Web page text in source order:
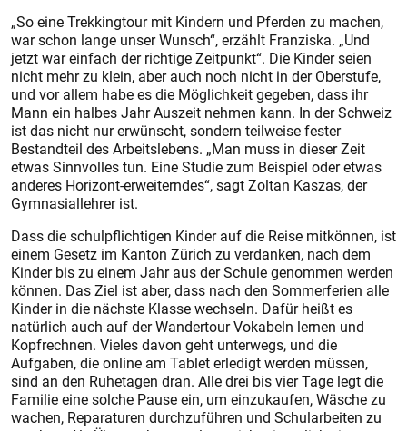
„So eine Trekkingtour mit Kindern und Pferden zu machen,
war schon lange unser Wunsch“, erzählt Franziska. „Und
jetzt war einfach der richtige Zeitpunkt“. Die Kinder seien
nicht mehr zu klein, aber auch noch nicht in der Oberstufe,
und vor allem habe es die Möglichkeit gegeben, dass ihr
Mann ein halbes Jahr Auszeit nehmen kann. In der Schweiz
ist das nicht nur erwünscht, sondern teilweise fester
Bestandteil des Arbeitslebens. „Man muss in dieser Zeit
etwas Sinnvolles tun. Eine Studie zum Beispiel oder etwas
anderes Horizont-erweiterndes“, sagt Zoltan Kaszas, der
Gymnasiallehrer ist.
Dass die schulpflichtigen Kinder auf die Reise mitkönnen, ist
einem Gesetz im Kanton Zürich zu verdanken, nach dem
Kinder bis zu einem Jahr aus der Schule genommen werden
können. Das Ziel ist aber, dass nach den Sommerferien alle
Kinder in die nächste Klasse wechseln. Dafür heißt es
natürlich auch auf der Wandertour Vokabeln lernen und
Kopfrechnen. Vieles davon geht unterwegs, und die
Aufgaben, die online am Tablet erledigt werden müssen,
sind an den Ruhetagen dran. Alle drei bis vier Tage legt die
Familie eine solche Pause ein, um einzukaufen, Wäsche zu
wachen, Reparaturen durchzuführen und Schularbeiten zu